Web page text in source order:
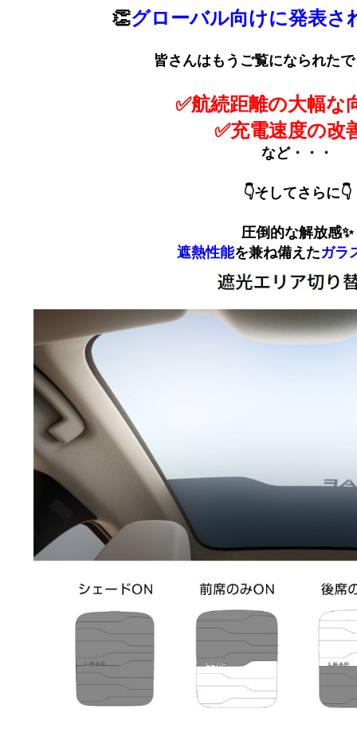
👏グローバル向けに発表さ
皆さんはもうご覧になられた
✅航続距離の大幅な
✅充電速度の改
など・・・
👇そしてさらに👇
圧倒的な解放感✨
遮熱性能​を兼ね備えたガラ